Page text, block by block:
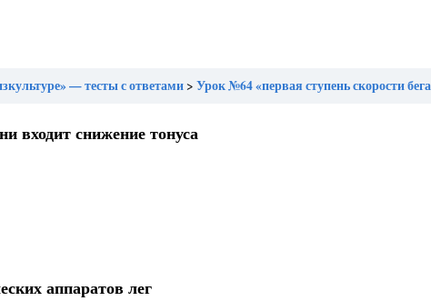
— тесты с ответами Урок №64 «первая ступень скорости бега на тредбане при определении pwc у спортсменов массовых разрядов
входит снижение тонуса
аппаратов лег